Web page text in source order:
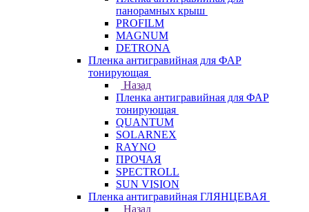
панорамных крыш
PROFILM
MAGNUM
DETRONA
Пленка антигравийная для ФАР
тонирующая
Назад
Пленка антигравийная для ФАР
тонирующая
QUANTUM
SOLARNEX
RAYNO
ПРОЧАЯ
SPECTROLL
SUN VISION
Пленка антигравийная ГЛЯНЦЕВАЯ
Назад